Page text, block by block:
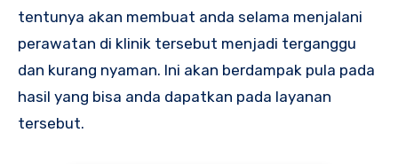
tentunya akan membuat anda selama menjalani
perawatan di klinik tersebut menjadi terganggu
dan kurang nyaman. Ini akan berdampak pula pada
hasil yang bisa anda dapatkan pada layanan
tersebut.